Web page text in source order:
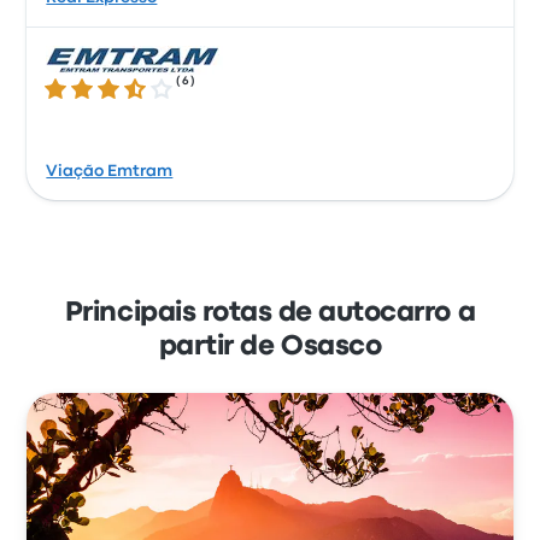
3.3 de 5 estrelas
(6 )
Viação Emtram
Principais rotas de autocarro a
partir de Osasco